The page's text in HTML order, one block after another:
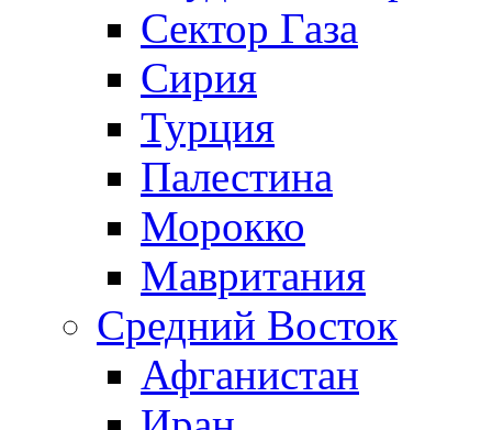
Сектор Газа
Сирия
Турция
Палестина
Морокко
Мавритания
Средний Восток
Афганистан